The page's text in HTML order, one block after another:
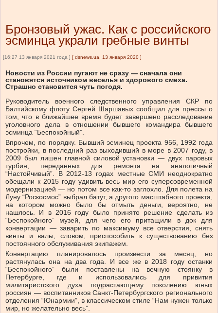
Бронзовый ужас. Как с российского
эсминца украли гребные винты
[16:27 13 января 2021 года ] [ dsnews.ua, 13 января 2020 ]
Новости из России пугают не сразу — сначала они
становятся источником веселья и здорового смеха.
Страшно становится чуть погодя.
Руководитель военного следственного управления СКР по
Балтийскому флоту Сергей Шаршавых сообщил для прессы о
том, что в ближайшее время будет завершено расследование
уголовного дела в отношении бывшего командира бывшего
эсминца “Беспокойный”.
Впрочем, по порядку. Бывший эсминец проекта 956, 1992 года
постройки, в последний раз выходивший в море в 2007 году, в
2009 был лишен главной силовой установки — двух паровых
турбин, переданных для ремонта на аналогичный
“Настойчивый”. В 2012-13 годах местные СМИ неоднократно
обещали к 2015 году удивить весь мир его суперсовременной
модернизацией — но потом все как-то заглохло. Для полета на
Луну “Роскосмос” выбрал батут, а другого масштабного проекта,
на котором можно было бы отмыть деньги, вероятно, не
нашлось. И в 2016 году было принято решение сделать из
“Беспокойного” музей, для чего его притащили в док для
конвертации — заварить по максимуму все отверстия, снять
винты и валы, словом, приспособить к существованию без
постоянного обслуживания экипажем.
Конвертацию планировалось произвести за месяц, но
растянулась она на два года. И все же в 2018 году останки
“Беспокойного” были поставлены на вечную стоянку в
Петербурге, где и использовались для привития
милитаристского духа подрастающему поколению юных
россиян — воспитанников Санкт-Петербургского регионального
отделения “Юнармии”, в классическом стиле “Нам нужен только
мир, но желательно весь”.